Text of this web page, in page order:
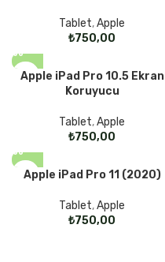
Tablet,Apple
₺
Apple iPad Pro 10.5 Ekran
Koruyucu
Tablet,Apple
₺
Apple iPad Pro 11 (2020)
Tablet,Apple
₺